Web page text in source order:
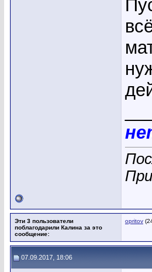
Эти 3 пользователи
поблагодарили Калина за это
сообщение:
opritov
07.09.2017, 18:06